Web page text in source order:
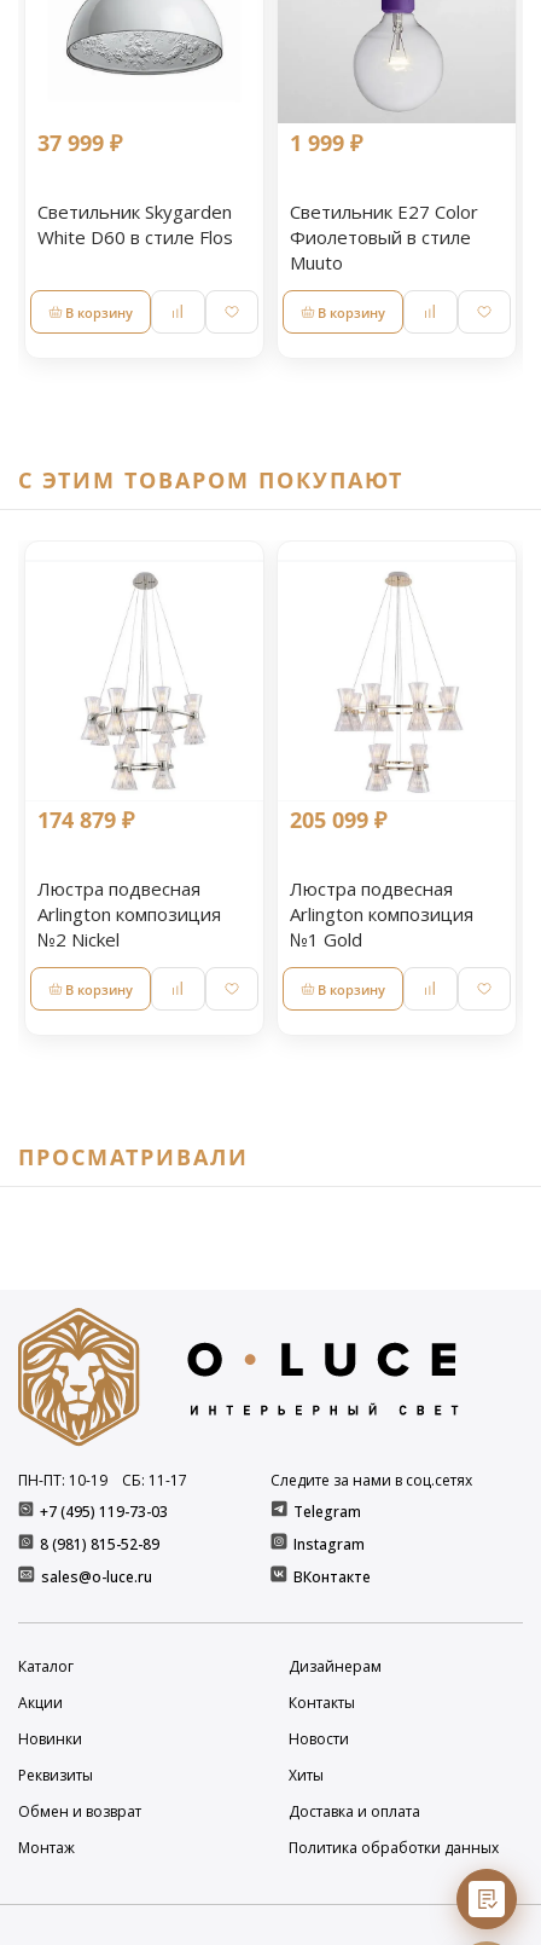
37 999 ₽
Светильник Skygarden
White D60 в стиле Flos
В корзину
1 999 ₽
Светильник E27 Color
Фиолетовый в стиле
Muuto
В корзину
C ЭТИМ ТОВАРОМ ПОКУПАЮТ
174 879 ₽
Люстра подвесная
Arlington композиция
№2 Nickel
В корзину
205 099 ₽
Люстра подвесная
Arlington композиция
№1 Gold
В корзину
ПРОСМАТРИВАЛИ
+7 (495) 119-73-03
8 (981) 815-52-89
ПН-ПТ: 10-19 СБ: 11-17
sales@o-luce.ru
Следите за нами в соц.сетях
Telegram
Instagram
ВКонтакте
Каталог
Дизайнерам
Акции
Контакты
Новинки
Новости
Реквизиты
Хиты
Обмен и возврат
Доставка и оплата
Монтаж
Политика обработки данных